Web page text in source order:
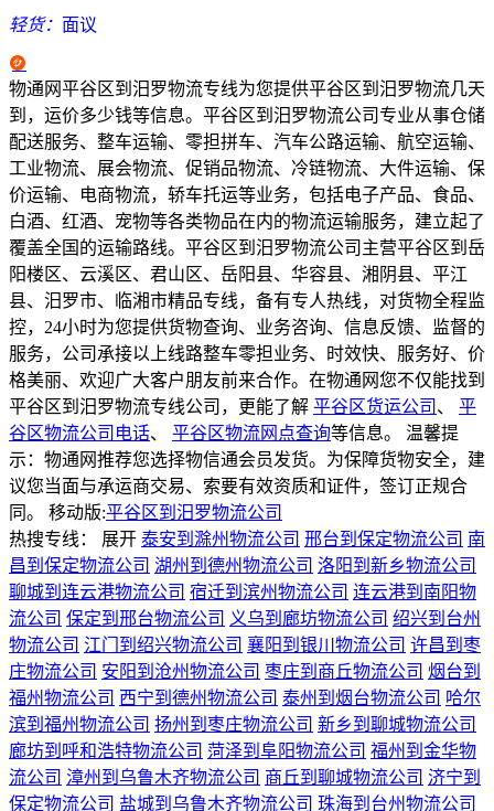
轻货： 面议
物通网平谷区到汨罗物流专线为您提供平谷区到汨罗物流几天
到，运价多少钱等信息。平谷区到汨罗物流公司专业从事仓储
配送服务、整车运输、零担拼车、汽车公路运输、航空运输、
工业物流、展会物流、促销品物流、冷链物流、大件运输、保
价运输、电商物流，轿车托运等业务，包括电子产品、食品、
白酒、红酒、宠物等各类物品在内的物流运输服务，建立起了
覆盖全国的运输路线。平谷区到汨罗物流公司主营平谷区到岳
阳楼区、云溪区、君山区、岳阳县、华容县、湘阴县、平江
县、汨罗市、临湘市精品专线，备有专人热线，对货物全程监
控，24小时为您提供货物查询、业务咨询、信息反馈、监督的
服务，公司承接以上线路整车零担业务、时效快、服务好、价
格美丽、欢迎广大客户朋友前来合作。在物通网您不仅能找到
平谷区到汨罗物流专线公司，更能了解 平谷区货运公司 、 平
谷区物流公司电话、 平谷区物流网点查询等信息。 温馨提
示：物通网推荐您选择物信通会员发货。为保障货物安全，建
议您当面与承运商交易、索要有效资质和证件，签订正规合
同。 移动版:平谷区到汨罗物流公司
热搜专线： 展开 泰安到滁州物流公司 邢台到保定物流公司 南
昌到保定物流公司 湖州到德州物流公司 洛阳到新乡物流公司
聊城到连云港物流公司 宿迁到滨州物流公司 连云港到南阳物
流公司 保定到邢台物流公司 义乌到廊坊物流公司 绍兴到台州
物流公司 江门到绍兴物流公司 襄阳到银川物流公司 许昌到枣
庄物流公司 安阳到沧州物流公司 枣庄到商丘物流公司 烟台到
福州物流公司 西宁到德州物流公司 泰州到烟台物流公司 哈尔
滨到福州物流公司 扬州到枣庄物流公司 新乡到聊城物流公司
廊坊到呼和浩特物流公司 菏泽到阜阳物流公司 福州到金华物
流公司 漳州到乌鲁木齐物流公司 商丘到聊城物流公司 济宁到
保定物流公司 盐城到乌鲁木齐物流公司 珠海到台州物流公司